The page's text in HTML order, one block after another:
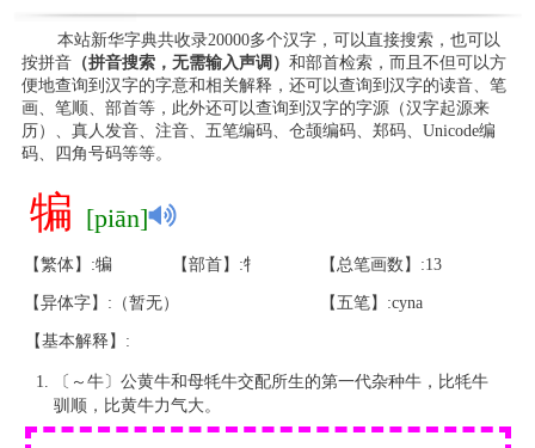
本站新华字典共收录20000多个汉字，可以直接搜索，也可以
按拼音（拼音搜索，无需输入声调） 和部首检索，而且不但可以方
便地查询到汉字的字意和相关解释，还可以查询到汉字的读音、笔
画、笔顺、部首等，此外还可以查询到汉字的字源（汉字起源来
历）、真人发音、注音、五笔编码、仓颉编码、郑码、Unicode编
码、四角号码等等。
犏 [piān]
【繁体】:犏 【部首】:牜 【总笔画数】:13
【异体字】:（暂无） 【五笔】:cyna
【基本解释】:
〔～牛〕公黄牛和母牦牛交配所生的第一代杂种牛，比牦牛
驯顺，比黄牛力气大。